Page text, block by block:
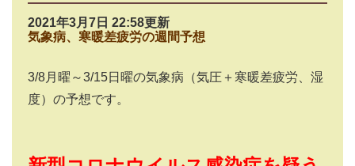
2021年3月7日 22:58更新
気象病、寒暖差疲労の週間予想
3/8月曜～3/15日曜の気象病（気圧＋寒暖差疲労、湿
度）の予想です。